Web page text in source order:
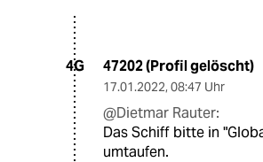
4G 47202 (Profil gelöscht)
17.01.2022, 08:47 Uhr
@Dietmar Rauter:
Das Schiff bitte in
umtaufen.